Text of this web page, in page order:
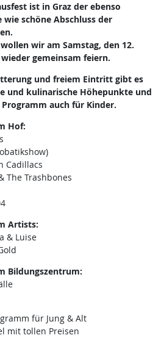
ist in Graz der ebenso
schöne Abschluss der
wir am Samstag, den 12.
gemeinsam feiern.
und freiem Eintritt gibt es
und kulinarische Höhepunkte und
auch für Kinder.
Hof:
Cadillacs
The Trashbones
Artists:
& Luise
Bildungszentrum:
für Jung & Alt
mit tollen Preisen